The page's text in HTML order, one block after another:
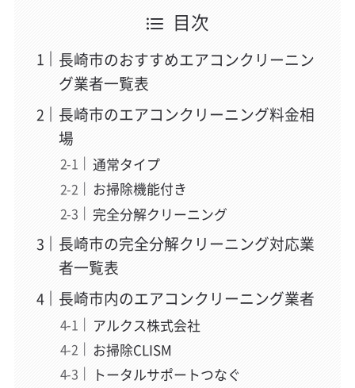
目次
長崎市のおすすめエアコンクリーニン
グ業者一覧表
長崎市のエアコンクリーニング料金相
場
通常タイプ
お掃除機能付き
完全分解クリーニング
長崎市の完全分解クリーニング対応業
者一覧表
長崎市内のエアコンクリーニング業者
アルクス株式会社
お掃除CLISM
トータルサポートつなぐ